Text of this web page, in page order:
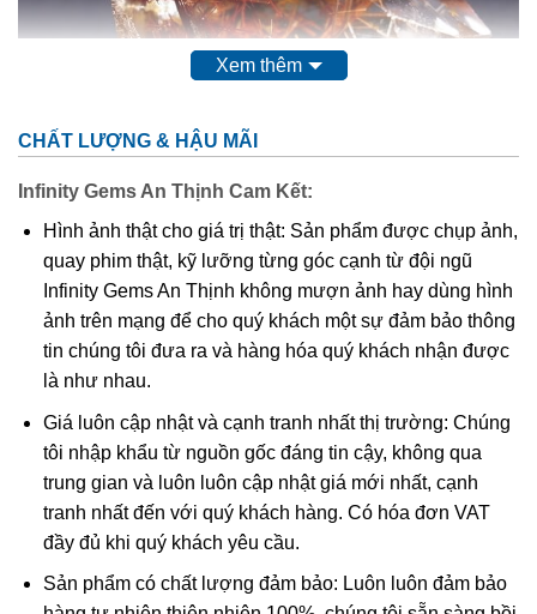
Thạch Anh Tỏ Đỏ – Đá Thô
Loại đá này phân bố nhiều tại Australia, Brazil,
Madagasca, Na Uy,… và ở một số vùng ở Việt Nam tồn tại
chất nên khó và chưa đủ điều kiện để chế tác thành đồ
trang sức.
Những ý nghĩa tuyệt vời của Nhẫn Đá Thạch
Anh Tóc Đỏ
Cũng những loại đá thạch anh khác thì Thạch Anh Tóc Đỏ
Xem thêm
CHẤT LƯỢNG & HẬU MÃI
Infinity Gems An Thịnh Cam Kết:
Hình ảnh thật cho giá trị thật: Sản phẩm được chụp ảnh,
quay phim thật, kỹ lưỡng từng góc cạnh từ đội ngũ
Infinity Gems An Thịnh không mượn ảnh hay dùng hình
ảnh trên mạng để cho quý khách một sự đảm bảo thông
tin chúng tôi đưa ra và hàng hóa quý khách nhận được
là như nhau.
Giá luôn cập nhật và cạnh tranh nhất thị trường: Chúng
tôi nhập khẩu từ nguồn gốc đáng tin cậy, không qua
trung gian và luôn luôn cập nhật giá mới nhất, cạnh
tranh nhất đến với quý khách hàng. Có hóa đơn VAT
đầy đủ khi quý khách yêu cầu.
Sản phẩm có chất lượng đảm bảo: Luôn luôn đảm bảo